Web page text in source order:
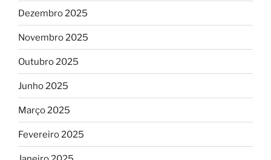
Dezembro 2025
Novembro 2025
Outubro 2025
Junho 2025
Março 2025
Fevereiro 2025